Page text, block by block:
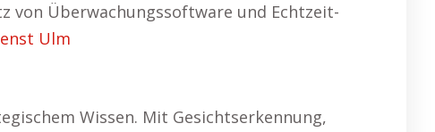
von Überwachungssoftware und Echtzeit-
Ulm
Wissen. Mit Gesichtserkennung,